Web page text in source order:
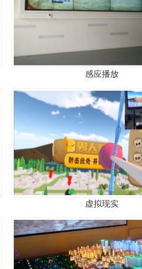
感应播放
虚拟现实